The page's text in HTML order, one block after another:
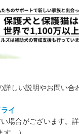
詳しい説明やお問い合
イ
い場合がございます。